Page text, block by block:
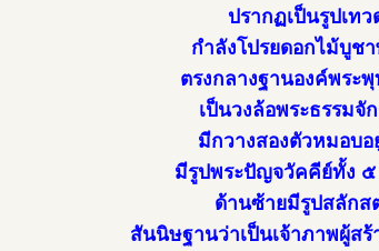
ปรากฏเป็นรูปเท
กำลังโปรยดอกไม้บูช
ตรงกลางฐานองค์พระ
เป็นวงล้อพระธรรมจั
มีกวางสองตัวหมอบอ
มีรูปพระปัญจวัคคีย์ทั้ง
ด้านซ้ายมีรูปสลักส
สันนิษฐานว่าเป็นเจ้าภาพผู้สร้